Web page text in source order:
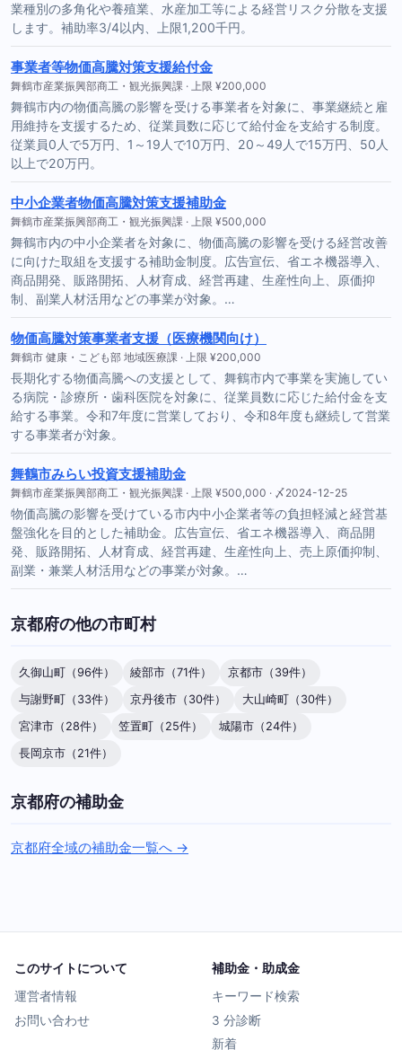
業種別の多角化や養殖業、水産加工等による経営リスク分散を支援
します。補助率3/4以内、上限1,200千円。
事業者等物価高騰対策支援給付金
舞鶴市産業振興部商工・観光振興課 · 上限 ¥200,000
舞鶴市内の物価高騰の影響を受ける事業者を対象に、事業継続と雇
用維持を支援するため、従業員数に応じて給付金を支給する制度。
従業員0人で5万円、1～19人で10万円、20～49人で15万円、50人
以上で20万円。
中小企業者物価高騰対策支援補助金
舞鶴市産業振興部商工・観光振興課 · 上限 ¥500,000
舞鶴市内の中小企業者を対象に、物価高騰の影響を受ける経営改善
に向けた取組を支援する補助金制度。広告宣伝、省エネ機器導入、
商品開発、販路開拓、人材育成、経営再建、生産性向上、原価抑
制、副業人材活用などの事業が対象。…
物価高騰対策事業者支援（医療機関向け）
舞鶴市 健康・こども部 地域医療課 · 上限 ¥200,000
長期化する物価高騰への支援として、舞鶴市内で事業を実施してい
る病院・診療所・歯科医院を対象に、従業員数に応じた給付金を支
給する事業。令和7年度に営業しており、令和8年度も継続して営業
する事業者が対象。
舞鶴市みらい投資支援補助金
舞鶴市産業振興部商工・観光振興課 · 上限 ¥500,000 · 〆2024-12-25
物価高騰の影響を受けている市内中小企業者等の負担軽減と経営基
盤強化を目的とした補助金。広告宣伝、省エネ機器導入、商品開
発、販路開拓、人材育成、経営再建、生産性向上、売上原価抑制、
副業・兼業人材活用などの事業が対象。…
京都府の他の市町村
久御山町（96件） 綾部市（71件）
京都市（39件）
与謝野町（33件）
京丹後市（30件）
大山崎町（30件）
宮津市（28件）
笠置町（25件）
城陽市（24件）
長岡京市（21件）
京都府の補助金
京都府全域の補助金一覧へ →
このサイトについて
運営者情報
お問い合わせ
補助金・助成金
キーワード検索
3 分診断
新着